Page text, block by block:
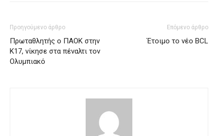
Προηγούμενο άρθρο
Πρωταθλητής ο ΠΑΟΚ στην
Κ17, νίκησε στα πέναλτι τον
Ολυμπιακό
Επόμενο άρθρο
Έτοιμο το νέο BCL